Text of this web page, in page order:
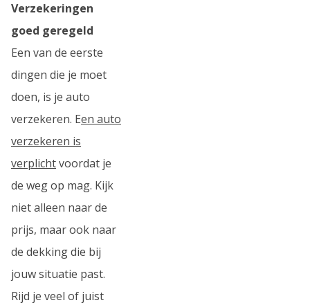
Verzekeringen
goed geregeld
Een van de eerste
dingen die je moet
doen, is je auto
verzekeren. Een auto
verzekeren is
verplichtvoordat je
de weg op mag. Kijk
niet alleen naar de
prijs, maar ook naar
de dekking die bij
jouw situatie past.
Rijd je veel of juist